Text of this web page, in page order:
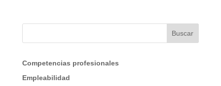
Buscar
Competencias profesionales
Empleabilidad